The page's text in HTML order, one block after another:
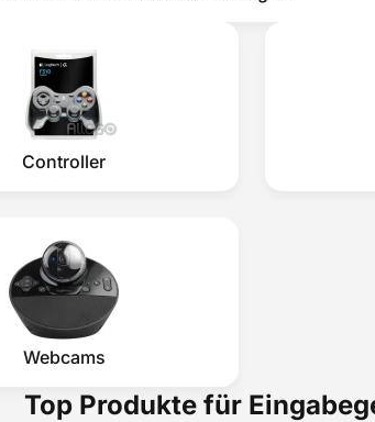
Controller
Webcams
Top Produkte für